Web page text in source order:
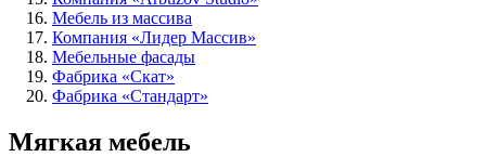
Мебель из массива
Компания «Лидер Массив»
Мебельные фасады
Фабрика «Скат»
Фабрика «Стандарт»
Мягкая мебель